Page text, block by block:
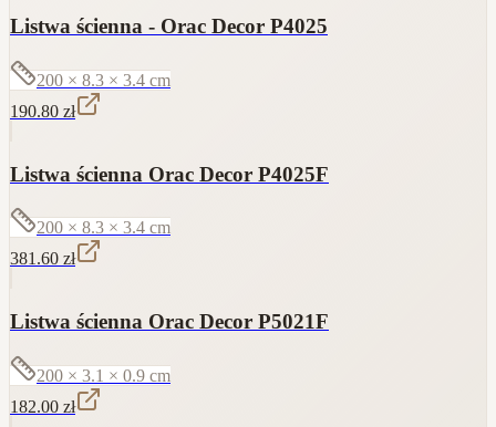
Listwa ścienna - Orac Decor P4025
200 × 8.3 × 3.4 cm
190.80 zł
Listwa ścienna Orac Decor P4025F
200 × 8.3 × 3.4 cm
381.60 zł
Listwa ścienna Orac Decor P5021F
200 × 3.1 × 0.9 cm
182.00 zł